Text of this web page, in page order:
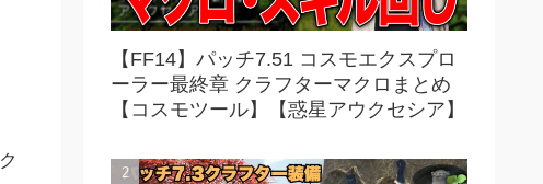
【FF14】パッチ7.51 コスモエクスプロ
ーラー最終章 クラフターマクロまとめ
【コスモツール】【惑星アウクセシア】